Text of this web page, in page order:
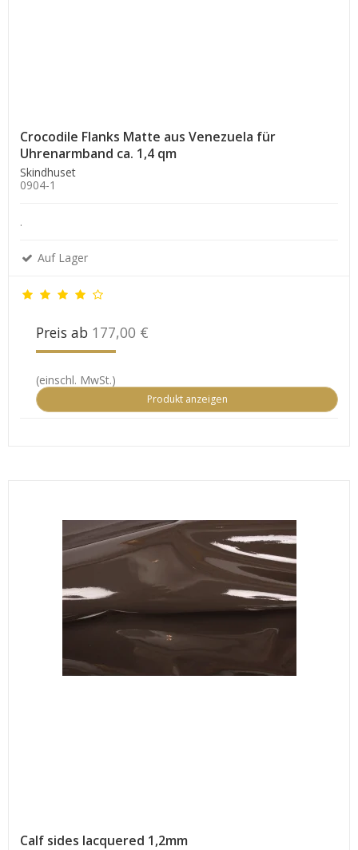
Crocodile Flanks Matte aus Venezuela für
Uhrenarmband ca. 1,4 qm
Skindhuset
0904-1
.
Auf Lager
Preis ab 177,00 €
(einschl. MwSt.)
Produkt anzeigen
Calf sides lacquered 1,2mm